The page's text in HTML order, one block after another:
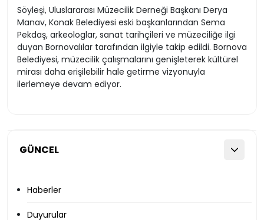
GÜNCEL
Haberler
Duyurular
Söyleşi, Uluslararası Müzecilik Derneği Başkanı Derya
Manav, Konak Belediyesi eski başkanlarından Sema
Pekdaş, arkeologlar, sanat tarihçileri ve müzeciliğe ilgi
duyan Bornovalılar tarafından ilgiyle takip edildi. Bornova
Belediyesi, müzecilik çalışmalarını genişleterek kültürel
mirası daha erişilebilir hale getirme vizyonuyla
ilerlemeye devam ediyor.